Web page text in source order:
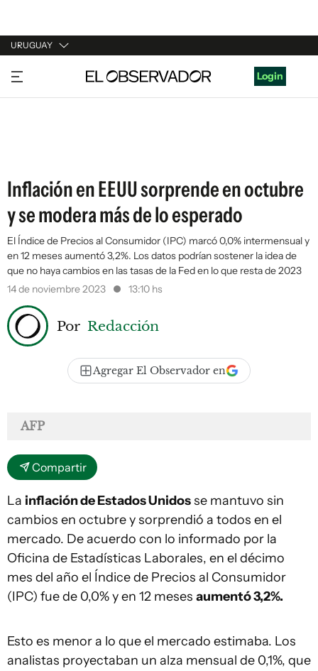
URUGUAY
URUGUAY
ARGENTINA
Login
Inflación en EEUU sorprende en octubre
y se modera más de lo esperado
El Índice de Precios al Consumidor (IPC) marcó 0,0% intermensual y
en 12 meses aumentó 3,2%. Los datos podrían sostener la idea de
que no haya cambios en las tasas de la Fed en lo que resta de 2023
14 de noviembre 2023
13:10 hs
Por Redacción
Agregar El Observador en
AFP
Compartir
La inflación de Estados Unidosse mantuvo sin
cambios en octubre y sorprendió a todos en el
mercado. De acuerdo con lo informado por la
Oficina de Estadísticas Laborales, en el décimo
mes del año el Índice de Precios al Consumidor
(IPC) fue de 0,0% y en 12 meses aumentó 3,2%.
Esto es menor a lo que el mercado estimaba. Los
analistas proyectaban un alza mensual de 0,1%, que